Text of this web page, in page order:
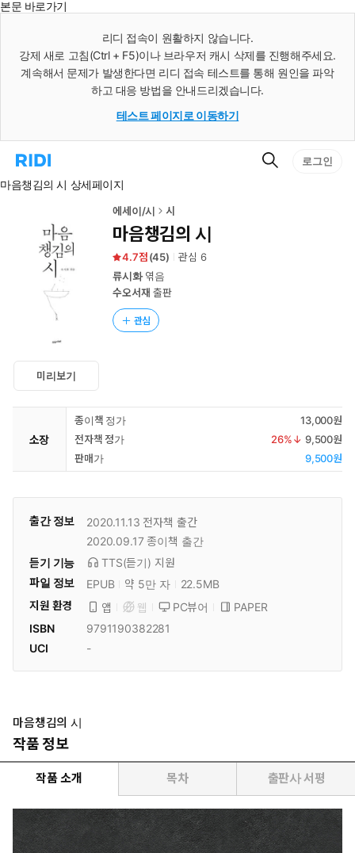
본문 바로가기
리디 접속이 원활하지 않습니다.
강제 새로 고침(Ctrl + F5)이나 브라우저 캐시 삭제를 진행해주세요.
계속해서 문제가 발생한다면 리디 접속 테스트를 통해 원인을 파악
하고 대응 방법을 안내드리겠습니다.
테스트 페이지로 이동하기
리
홈
검
로그인
마음챙김의 시 상세페이지
미리보기
에세이/시 시
마음챙김의 시
4.7 (45) 관심 6
류시화엮음
수오서재 출판
관심
소장
종이책 정가
13,000원
전자책 정가
26%↓ 9,500원
판매가
9,500원
출간 정보 2020.11.13 전자책 출간
2020.09.17 종이책 출간
듣기 기능
TTS(듣기) 지원
파일 정보
EPUB 약 5만 자
22.5MB
지원 환경
앱 웹 PC뷰어
PAPER
ISBN
9791190382281
UCI
-
마음챙김의 시
작품 정보
작품 소개 목차 출판사 서평